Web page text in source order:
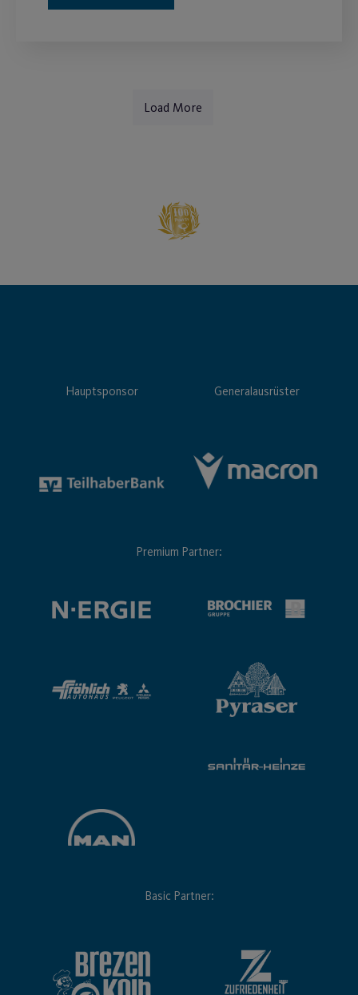
Load More
Hauptsponsor Generalausrüster
Premium Partner:
Basic Partner: